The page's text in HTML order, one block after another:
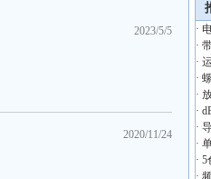
2023/5/5
2020/11/24
·
·
·
·
·
·
·
·
· 5
·